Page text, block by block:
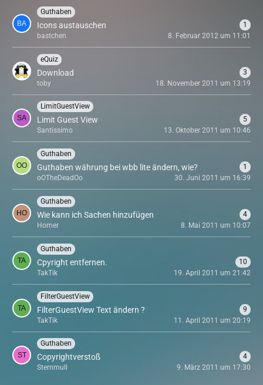
Guthaben
Icons austauschen
1
bastchen
8. Februar 2012 um 11:01
eQuiz
Download
3
toby
18. November 2011 um 13:19
LimitGuestView
Limit Guest View
5
Santissimo
13. Oktober 2011 um 10:46
Guthaben
Guthaben währung bei wbb lite ändern, wie?
1
oOTheDeadOo
30. Juni 2011 um 16:39
Guthaben
Wie kann ich Sachen hinzufügen
4
Homer
8. Mai 2011 um 10:07
Guthaben
Cpyright entfernen.
10
TakTik
19. April 2011 um 21:42
FilterGuestView
FilterGuestView Text ändern ?
9
TakTik
11. April 2011 um 20:19
Guthaben
Copyrightverstoß
4
Sternmull
9. März 2011 um 17:30